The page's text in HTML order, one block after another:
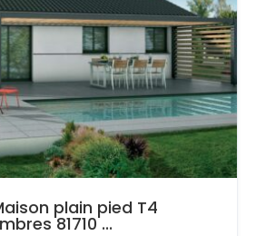
plain pied T4
81710 ...